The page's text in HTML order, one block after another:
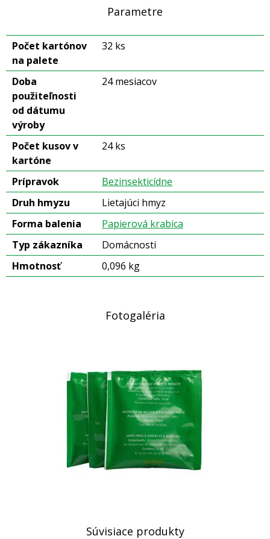
Parametre
Počet kartónov
na palete
32 ks
Doba
použiteľnosti
od dátumu
výroby
24 mesiacov
Počet kusov v
kartóne
24 ks
Prípravok
Bezinsekticídne
Druh hmyzu
Lietajúci hmyz
Forma balenia
Papierová krabica
Typ zákazníka
Domácnosti
Hmotnosť
0,096 kg
Fotogaléria
Súvisiace produkty